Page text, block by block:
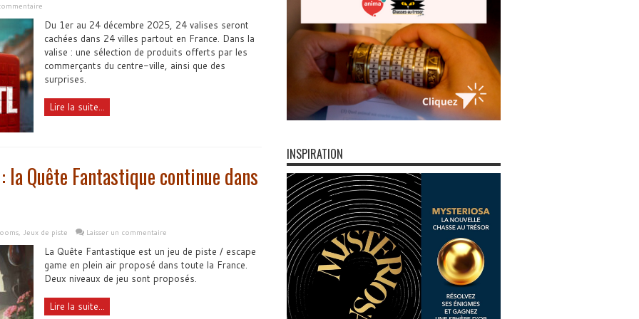
Du 1er au 24 décembre 2025, 24 valises seront
cachées dans 24 villes partout en France. Dans la
valise : une sélection de produits offerts par les
commerçants du centre-ville, ainsi que des
surprises.
Lire la suite...
Quête Fantastique continue dans
, Jeux de piste Laisser un commentaire
La Quête Fantastique est un jeu de piste / escape
game en plein air proposé dans toute la France.
Deux niveaux de jeu sont proposés.
Lire la suite...
INSPIRATION